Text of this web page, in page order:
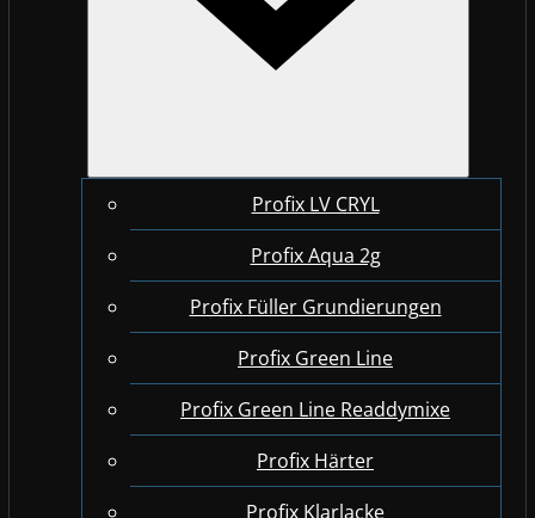
Profix LV CRYL
Profix Aqua 2g
Profix Füller Grundierungen
Profix Green Line
Profix Green Line Readdymixe
Profix Härter
Profix Klarlacke